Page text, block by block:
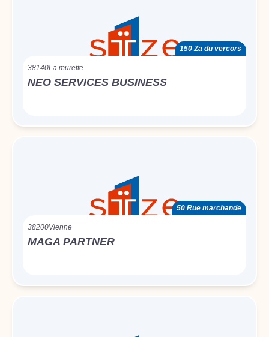
150 Za du vercors
38140La murette
NEO SERVICES BUSINESS
50 Rue marchande
38200Vienne
MAGA PARTNER